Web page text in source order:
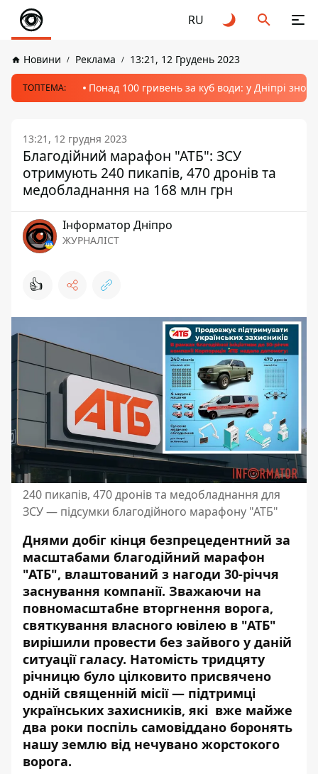
RU
Новини Реклама 13:21, 12 Грудень 2023
ТОПТЕМА: Понад 100 гривень за куб води: у Дніпрі
13:21, 12 грудня 2023
Благодійний марафон "АТБ": ЗСУ
отримують 240 пикапів, 470 дронів та
медобладнання на 168 млн грн
Інформатор Дніпро
ЖУРНАЛІСТ
👍
240 пикапів, 470 дронів та медобладнання для
ЗСУ — підсумки благодійного марафону "АТБ"
Днями добіг кінця безпрецедентний за
масштабами благодійний марафон
"АТБ", влаштований з нагоди 30-річчя
заснування компанії. Зважаючи на
повномасштабне вторгнення ворога,
святкування власного ювілею в "АТБ"
вирішили провести без зайвого у даній
ситуації галасу. Натомість тридцяту
річницю було цілковито присвячено
одній священній місії — підтримці
українських захисників, які вже майже
два роки поспіль самовіддано боронять
нашу землю від нечувано жорстокого
ворога.